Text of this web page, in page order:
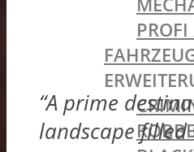
“A prime
landscape filled